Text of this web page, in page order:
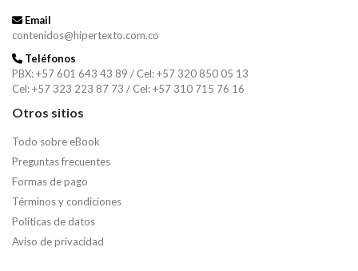
Email
contenidos@hipertexto.com.co
Teléfonos
PBX: +57 601 643 43 89 / Cel: +57 320 850 05 13
Cel: +57 323 223 87 73 / Cel: +57 310 715 76 16
Otros sitios
Todo sobre eBook
Preguntas frecuentes
Formas de pago
Términos y condiciones
Políticas de datos
Aviso de privacidad